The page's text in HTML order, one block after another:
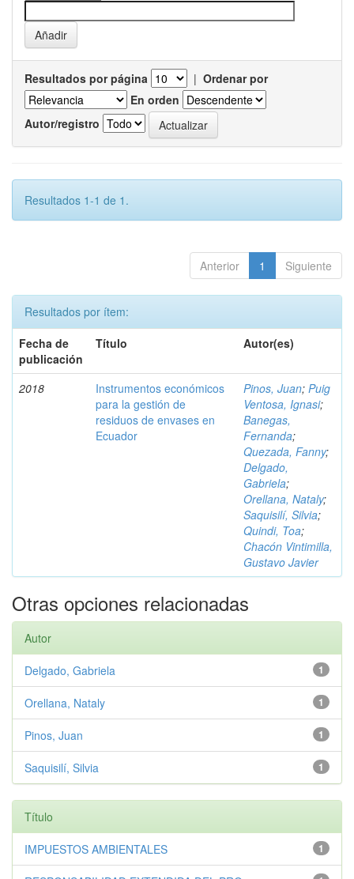
Resultados por página | Ordenar por
En orden
Autor/registro
Resultados 1-1 de 1.
Anterior 1 Siguiente
Resultados por ítem:
Fecha de
publicación
Título Autor(es)
2018
Instrumentos económicos
para la gestión de
residuos de envases en
Ecuador
Pinos, Juan; Puig
Ventosa, Ignasi;
Banegas,
Fernanda;
Quezada, Fanny;
Delgado,
Gabriela;
Orellana, Nataly;
Saquisilí, Silvia;
Quindi, Toa;
Chacón Vintimilla,
Gustavo Javier
Otras opciones relacionadas
Autor
1
Delgado, Gabriela
1
Orellana, Nataly
1
Pinos, Juan
1
Saquisilí, Silvia
Título
1
IMPUESTOS AMBIENTALES